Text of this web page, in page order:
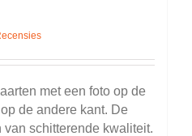
met een foto op de
de andere kant. De
schitterende kwaliteit.